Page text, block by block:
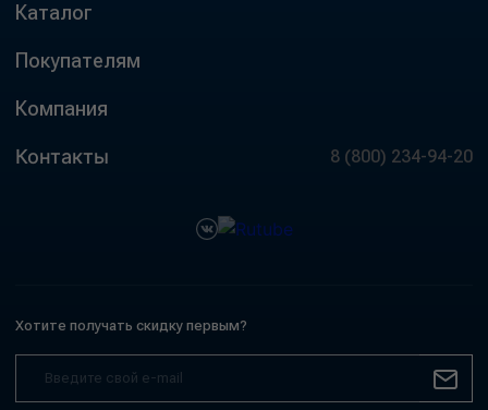
Каталог
Покупателям
Компания
Контакты 8 (800) 234-94-20
Хотите получать скидку первым?